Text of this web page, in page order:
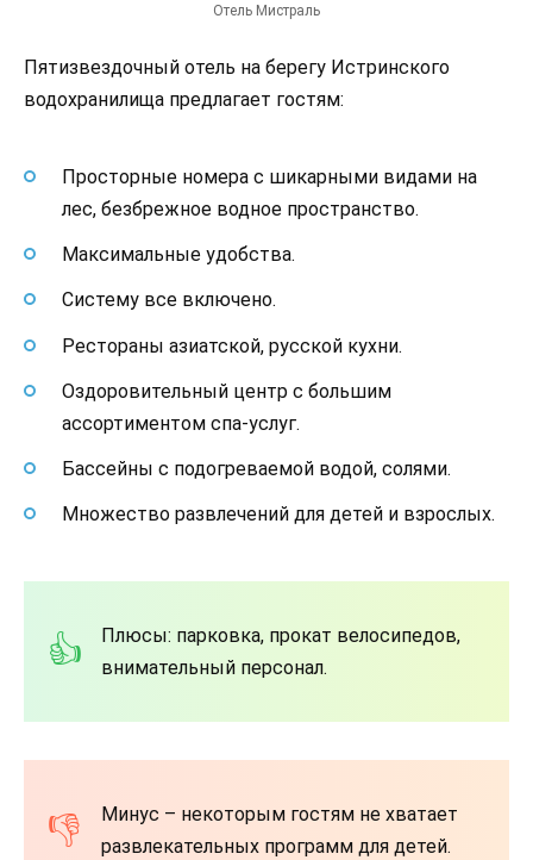
Отель Мистраль
Пятизвездочный отель на берегу Истринского
водохранилища предлагает гостям:
Просторные номера с шикарными видами на
лес, безбрежное водное пространство.
Максимальные удобства.
Систему все включено.
Рестораны азиатской, русской кухни.
Оздоровительный центр с большим
ассортиментом спа-услуг.
Бассейны с подогреваемой водой, солями.
Множество развлечений для детей и взрослых.
Плюсы: парковка, прокат велосипедов,
внимательный персонал.
Минус – некоторым гостям не хватает
развлекательных программ для детей.